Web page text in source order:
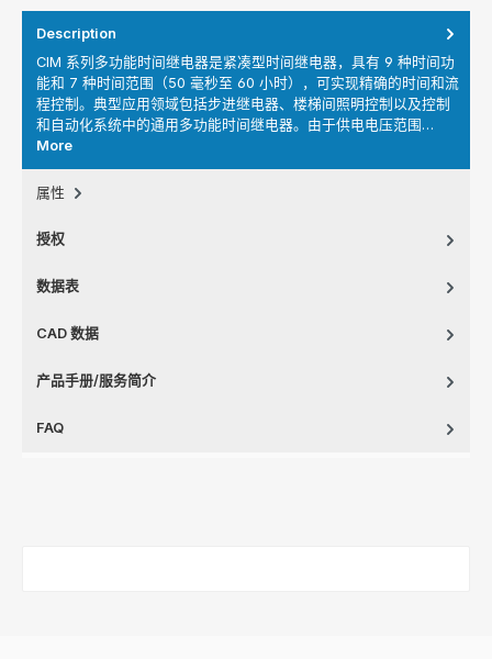
Description
CIM 系列多功能时间继电器是紧凑型时间继电器，具有 9 种时间功
能和 7 种时间范围（50 毫秒至 60 小时），可实现精确的时间和流
程控制。典型应用领域包括步进继电器、楼梯间照明控制以及控制
和自动化系统中的通用多功能时间继电器。由于供电电压范围…
More
属性
授权
数据表
CAD 数据
产品手册/服务简介
FAQ